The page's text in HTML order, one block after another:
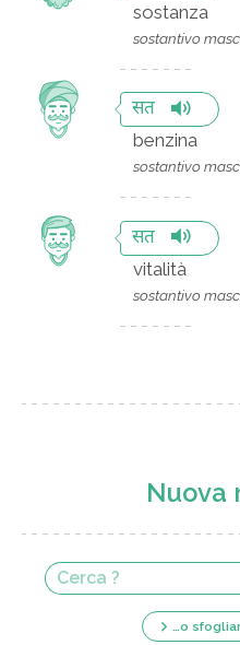
sostanza
sostantivo
सत
benzina
sostantivo
सत
vitalità
sostantivo
Nuova
…o